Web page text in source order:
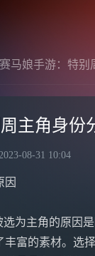
马娘手游：特别
主角身份
08-31 10:04
因
富的素材。选